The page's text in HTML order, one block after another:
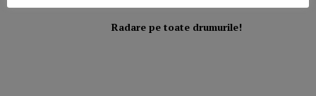
Radare pe toate drumurile!